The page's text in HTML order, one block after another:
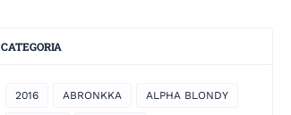
CATEGORIA
2016 ABRONKKA ALPHA BLONDY